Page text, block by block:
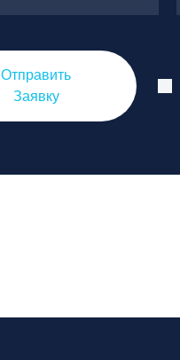
Отправить
Заявку